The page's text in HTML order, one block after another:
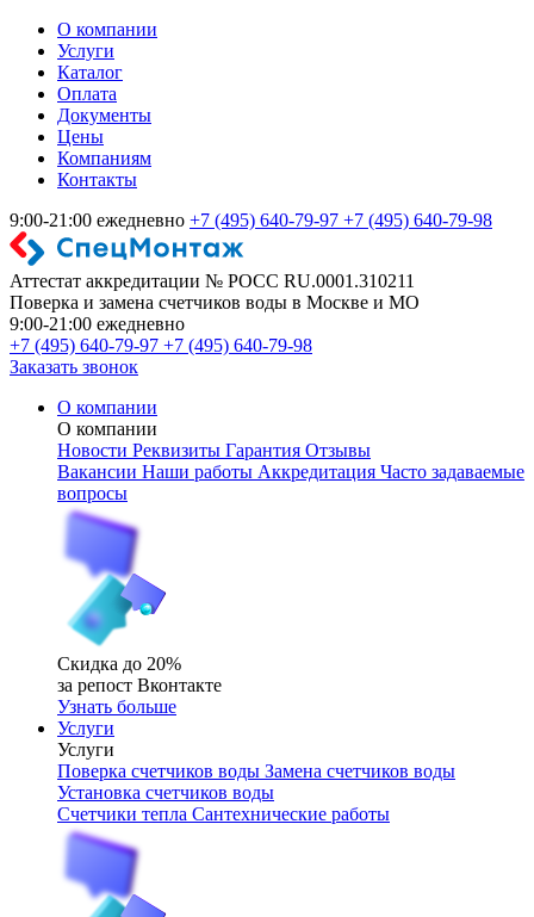
О компании
Услуги
Каталог
Оплата
Документы
Цены
Компаниям
Контакты
9:00-21:00 ежедневно +7 (495) 640-79-97 +7 (495) 640-79-98
Аттестат аккредитации № РОСС RU.0001.310211
Поверка и замена счетчиков воды в Москве и МО
9:00-21:00 ежедневно
+7 (495) 640-79-97 +7 (495) 640-79-98
Заказать звонок
О компании
О компании
Новости Реквизиты Гарантия Отзывы
Вакансии Наши работы Аккредитация Часто задаваемые
вопросы
Скидка до 20%
за репост Вконтакте
Узнать больше
Услуги
Услуги
Поверка счетчиков воды Замена счетчиков воды
Установка счетчиков воды
Счетчики тепла Сантехнические работы